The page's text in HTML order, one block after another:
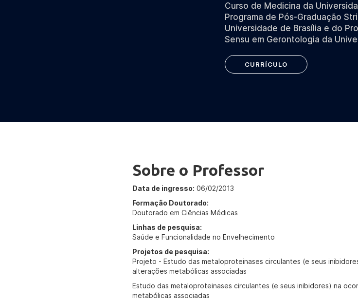
Curso de Medicina da
Programa de Pós-Graduação
Universidade de Brasília e do
Sensu em Gerontologia da
CURRÍCULO
Sobre o Professor
Data de ingresso: 06/02/2013
Formação Doutorado:
Doutorado em Ciências Médicas
Linhas de pesquisa:
Saúde e Funcionalidade no Envelhecimento
Projetos de pesquisa:
Projeto - Estudo das metaloproteinases circulantes (e seus
alterações metabólicas associadas
Estudo das metaloproteinases circulantes (e seus inibidores) na
metabólicas associadas